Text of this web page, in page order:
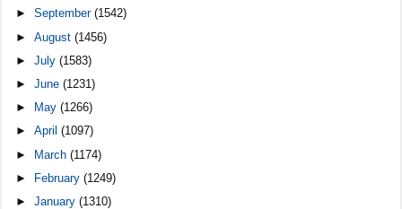
►September(1542)
►August(1456)
►July(1583)
►June(1231)
►
May(1266)
►April(1097)
► March(1174)
► February(1249)
►January(1310)